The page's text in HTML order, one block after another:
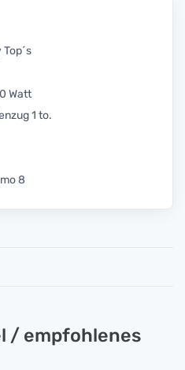
Watt
1 to.
8
/ empfohlenes